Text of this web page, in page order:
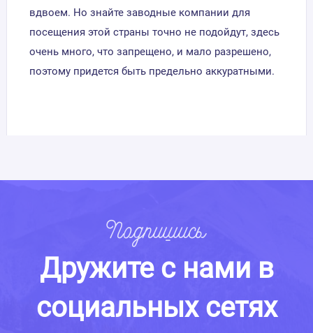
вдвоем. Но знайте заводные компании для
посещения этой страны точно не подойдут, здесь
очень много, что запрещено, и мало разрешено,
поэтому придется быть предельно аккуратными.
Подпишись
Дружите с нами в
социальных сетях